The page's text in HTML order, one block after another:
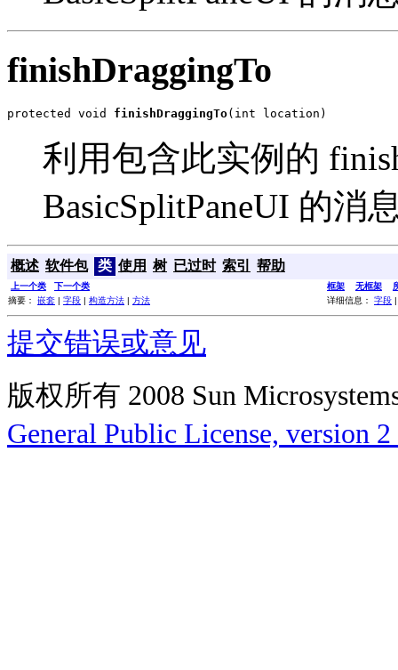
finishDraggingTo
protected void finishDraggingTo(int location)
利用包含此实例的
BasicSplitPaneUI 的消
概述 软件包 类 使用 树 已过时 索引 帮助
上一个类 下一个类 框架 无框架
摘要： 嵌套 字段 构造方法 方法 详细信息： 字段
提交错误或意见
版权所有 2008 Sun
General Public License, version